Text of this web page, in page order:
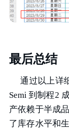
最后总结
通过以上详
Semi 到制程2
产依赖于半成
了库存水平和